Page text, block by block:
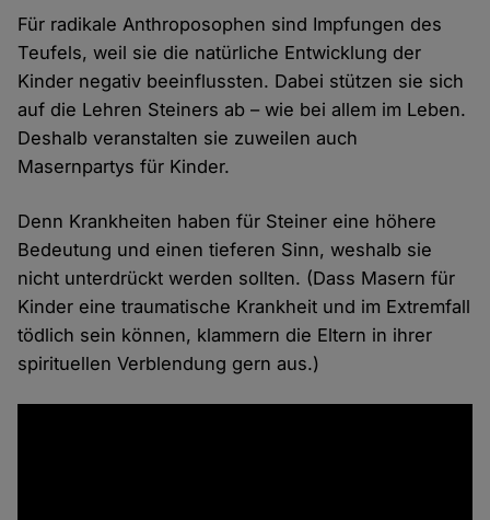
Für radikale Anthroposophen sind Impfungen des
Teufels, weil sie die natürliche Entwicklung der
Kinder negativ beeinflussten. Dabei stützen sie sich
auf die Lehren Steiners ab – wie bei allem im Leben.
Deshalb veranstalten sie zuweilen auch
Masernpartys für Kinder.
Denn Krankheiten haben für Steiner eine höhere
Bedeutung und einen tieferen Sinn, weshalb sie
nicht unterdrückt werden sollten. (Dass Masern für
Kinder eine traumatische Krankheit und im Extremfall
tödlich sein können, klammern die Eltern in ihrer
spirituellen Verblendung gern aus.)